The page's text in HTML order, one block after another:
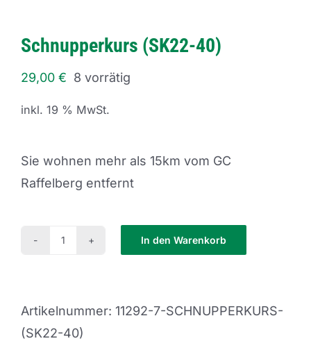
Schnupperkurs (SK22-40)
29,00 € 8 vorrätig
inkl. 19 % MwSt.
Sie wohnen mehr als 15km vom GC
Raffelberg entfernt
Schnupperkurs
Menge
In den Warenkorb
Artikelnummer: 11292-7-SCHNUPPERKURS-
(SK22-40)